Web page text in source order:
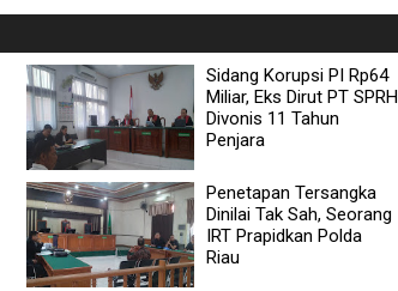
Sidang Korupsi PI Rp64
Miliar, Eks Dirut PT SPRH
Divonis 11 Tahun
Penjara
Penetapan Tersangka
Dinilai Tak Sah, Seorang
IRT Prapidkan Polda
Riau